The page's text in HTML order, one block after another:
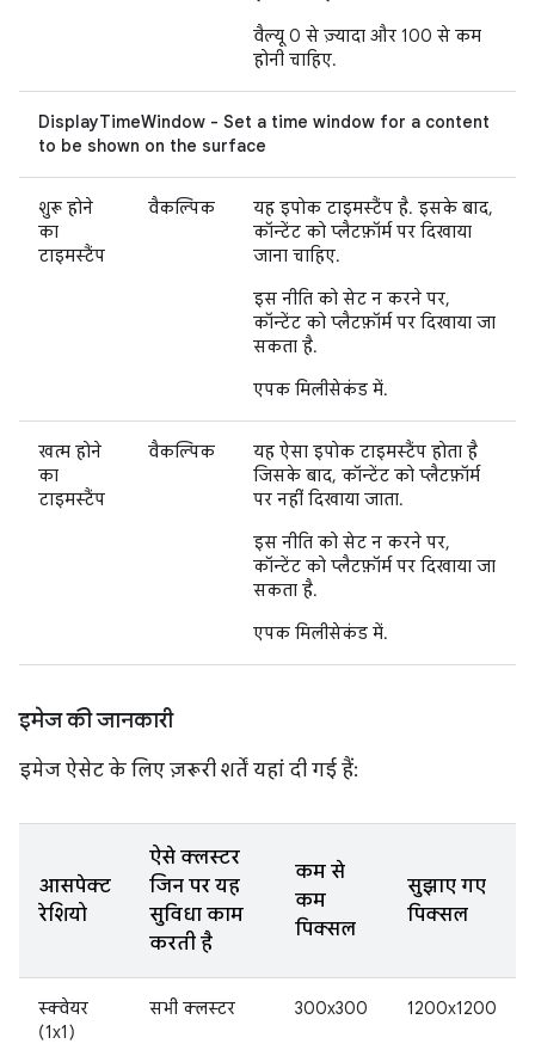
वैल्यू 0 से ज़्यादा और 100 से कम
होनी चाहिए.
DisplayTimeWindow - Set a time window for a content
to be shown on the surface
शुरू होने
का
टाइमस्टैंप
वैकल्पिक
यह इपोक टाइमस्टैंप है. इसके बाद,
कॉन्टेंट को प्लैटफ़ॉर्म पर दिखाया
जाना चाहिए.
इस नीति को सेट न करने पर,
कॉन्टेंट को प्लैटफ़ॉर्म पर दिखाया जा
सकता है.
एपक मिलीसेकंड में.
खत्म होने
का
टाइमस्टैंप
वैकल्पिक
यह ऐसा इपोक टाइमस्टैंप होता है
जिसके बाद, कॉन्टेंट को प्लैटफ़ॉर्म
पर नहीं दिखाया जाता.
इस नीति को सेट न करने पर,
कॉन्टेंट को प्लैटफ़ॉर्म पर दिखाया जा
सकता है.
एपक मिलीसेकंड में.
इमेज की जानकारी
इमेज ऐसेट के लिए ज़रूरी शर्तें यहां दी गई हैं:
आसपेक्ट
रेशियो
ऐसे क्लस्टर
जिन पर यह
सुविधा काम
करती है
कम से
कम
पिक्सल
सुझाए गए
पिक्सल
स्क्वेयर
(1x1)
सभी क्लस्टर 300x300 1200x1200